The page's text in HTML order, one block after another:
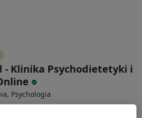
- Klinika Psychodietetyki i
Psychologia